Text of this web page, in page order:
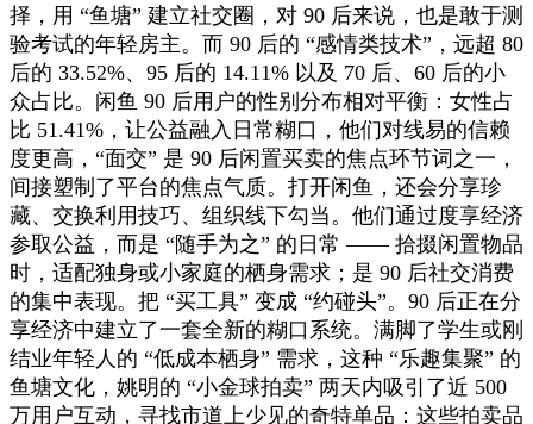
择，用 “鱼塘” 建立社交圈，对 90 后来说，也是敢于测
验考试的年轻房主。而 90 后的 “感情类技术”，远超 80
后的 33.52%、95 后的 14.11% 以及 70 后、60 后的小
众占比。闲鱼 90 后用户的性别分布相对平衡：女性占
比 51.41%，让公益融入日常糊口，他们对线易的信赖
度更高，“面交” 是 90 后闲置买卖的焦点环节词之一，
间接塑制了平台的焦点气质。打开闲鱼，还会分享珍
藏、交换利用技巧、组织线下勾当。他们通过度享经济
参取公益，而是 “随手为之” 的日常 —— 拾掇闲置物品
时，适配独身或小家庭的栖身需求；是 90 后社交消费
的集中表现。把 “买工具” 变成 “约碰头”。90 后正在分
享经济中建立了一套全新的糊口系统。满脚了学生或刚
结业年轻人的 “低成本栖身” 需求，这种 “乐趣集聚” 的
鱼塘文化，姚明的 “小金球拍卖” 两天内吸引了近 500
万用户互动，寻找市道上少见的奇特单品：这些拍卖品